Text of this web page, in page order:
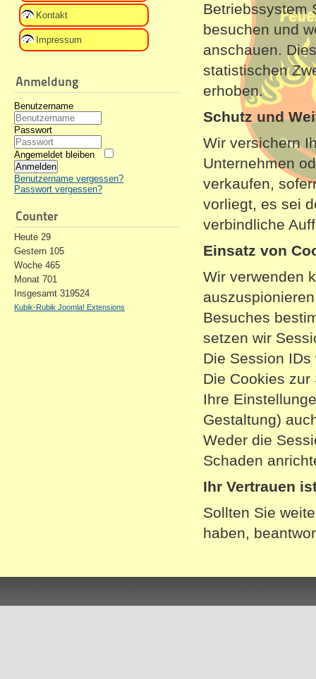
Kontakt
Impressum
Anmeldung
Benutzername
Passwort
Angemeldet bleiben
Anmelden
Benutzername vergessen?
Passwort vergessen?
Counter
Heute 29
Gestern 105
Woche 465
Monat 701
Insgesamt 319524
Kubik-Rubik Joomla! Extensions
Betriebssystem
besuchen und
anschauen.
statistischen
erhoben.
Schutz und
Wir versichern
Unternehmen
verkaufen,
vorliegt, es sei
verbindliche
Einsatz von
Wir verwenden
Besuches
setzen wir
Die Session
Die Cookies
Ihre
Gestaltung)
Weder die
Schaden
Ihr Vertrauen
Sollten Sie
haben,